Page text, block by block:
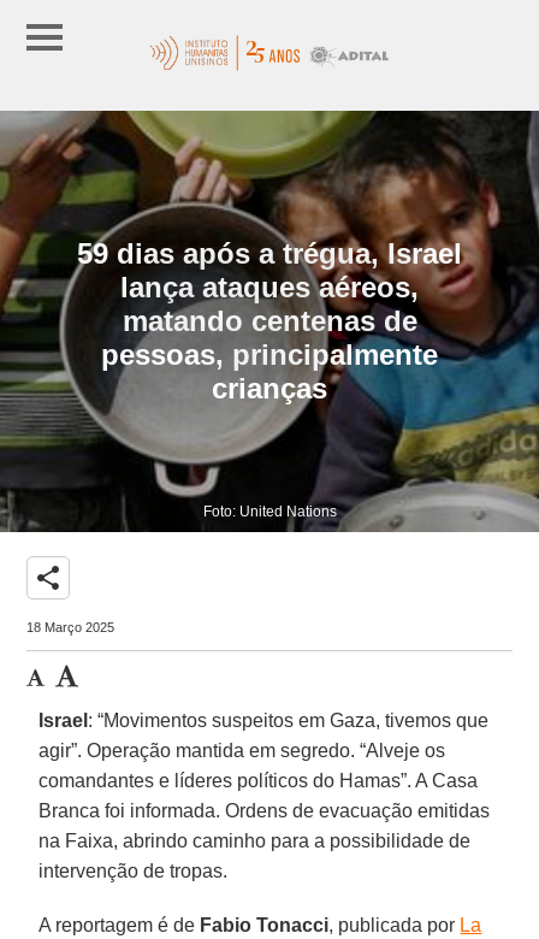
59 dias após a trégua, Israel
lança ataques aéreos,
matando centenas de
pessoas, principalmente
crianças
Foto: United Nations
share
18 Março 2025
Israel : “Movimentos suspeitos em Gaza, tivemos que
agir”. Operação mantida em segredo. “Alveje os
comandantes e líderes políticos do Hamas”. A Casa
Branca foi informada. Ordens de evacuação emitidas
na Faixa, abrindo caminho para a possibilidade de
intervenção de tropas.
A reportagem é de Fabio Tonacci, publicada por La